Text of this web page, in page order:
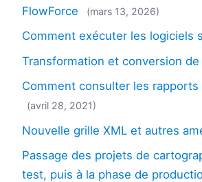
FlowForce
(mars 13, 2026)
Comment exécuter les logiciels
Transformation et conversion
Comment consulter les
(avril 28, 2021)
Nouvelle grille XML et autres
Passage des projets de
test, puis à la phase de